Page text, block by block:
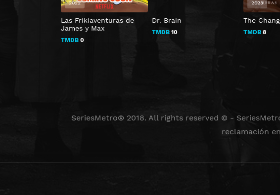
Las Frikiaventuras de
James y Max
TMDB 0
2022
Dr. Brain
TMDB 10
The
TMDB8
2023
SeriesMetro® 2018. All rights reserved © -
reclamación